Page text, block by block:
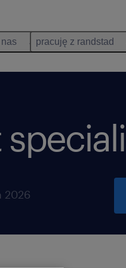
nas pracuję z randstad
2026